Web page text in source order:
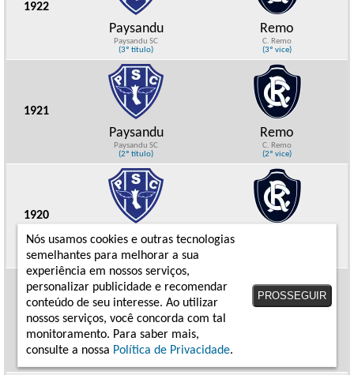
1922
Paysandu
Paysandu SC
(3º título)
Remo
C. Remo
(3º vice)
1921
Paysandu
Paysandu SC
(2º título)
Remo
C. Remo
(2º vice)
1920
Paysandu
Paysandu SC
(1º título)
1919
Remo
C. Remo
Nós usamos cookies e outras tecnologias
semelhantes para melhorar a sua
experiência em nossos serviços,
personalizar publicidade e recomendar
conteúdo de seu interesse. Ao utilizar
nossos serviços, você concorda com tal
monitoramento. Para saber mais,
consulte a nossa Política de Privacidade.
PROSSEGUIR